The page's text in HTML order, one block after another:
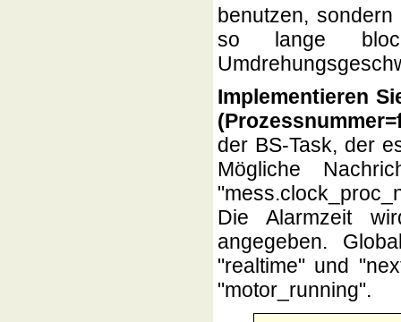
benutzen,
so lange
Implementieren
der BS-Task, der
Mögliche
Die Alarmzeit
angegeben.
"realtime" und
"motor_running".